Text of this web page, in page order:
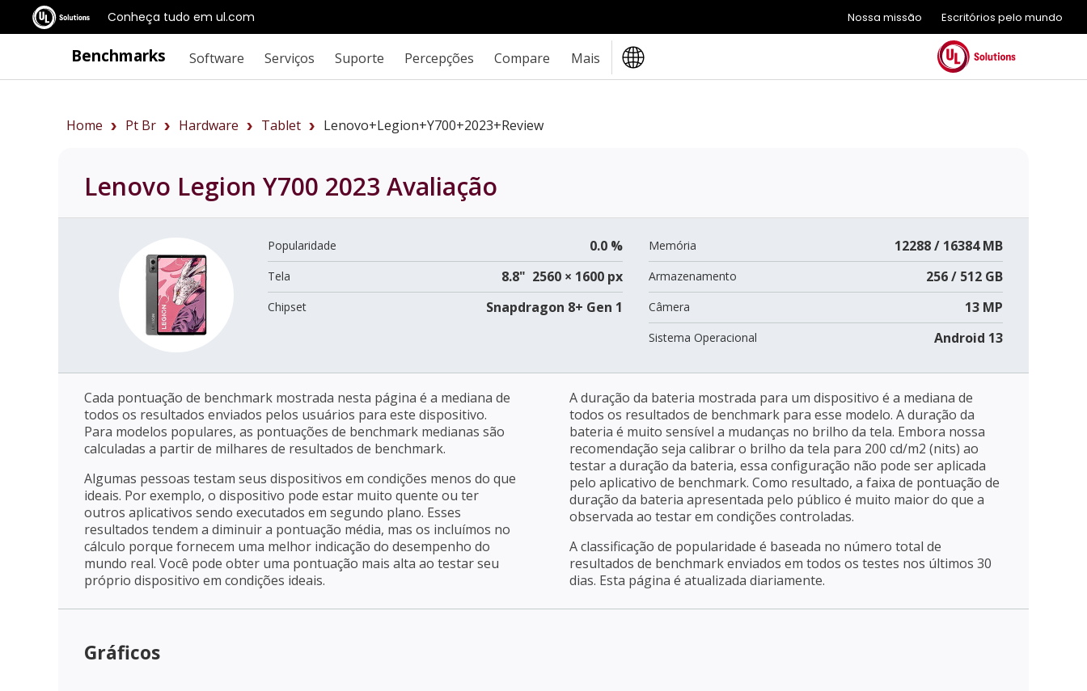
Conheça tudo em ul.com Nossa missão Escritórios pelo mundo
Benchmarks Software Serviços Suporte Percepções Compare Mais
Home Pt Br Hardware Tablet Lenovo+Legion+Y700+2023+review
Lenovo Legion Y700 2023 Avaliação
Popularidade 0.0 %
Tela 8.8" 2560 × 1600 px
Chipset Snapdragon 8+ Gen 1
Memória 12288 / 16384 MB
Armazenamento 256 / 512 GB
Câmera 13 MP
Sistema Operacional Android 13
Cada pontuação de benchmark mostrada nesta página é a mediana de
todos os resultados enviados pelos usuários para este dispositivo.
Para modelos populares, as pontuações de benchmark medianas são
calculadas a partir de milhares de resultados de benchmark.
Algumas pessoas testam seus dispositivos em condições menos do que
ideais. Por exemplo, o dispositivo pode estar muito quente ou ter
outros aplicativos sendo executados em segundo plano. Esses
resultados tendem a diminuir a pontuação média, mas os incluímos no
cálculo porque fornecem uma melhor indicação do desempenho do
mundo real. Você pode obter uma pontuação mais alta ao testar seu
próprio dispositivo em condições ideais.
A duração da bateria mostrada para um dispositivo é a mediana de
todos os resultados de benchmark para esse modelo. A duração da
bateria é muito sensível a mudanças no brilho da tela. Embora nossa
recomendação seja calibrar o brilho da tela para 200 cd/m2 (nits) ao
testar a duração da bateria, essa configuração não pode ser aplicada
pelo aplicativo de benchmark. Como resultado, a faixa de pontuação de
duração da bateria apresentada pelo público é muito maior do que a
observada ao testar em condições controladas.
A classificação de popularidade é baseada no número total de
resultados de benchmark enviados em todos os testes nos últimos 30
dias. Esta página é atualizada diariamente.
Gráficos